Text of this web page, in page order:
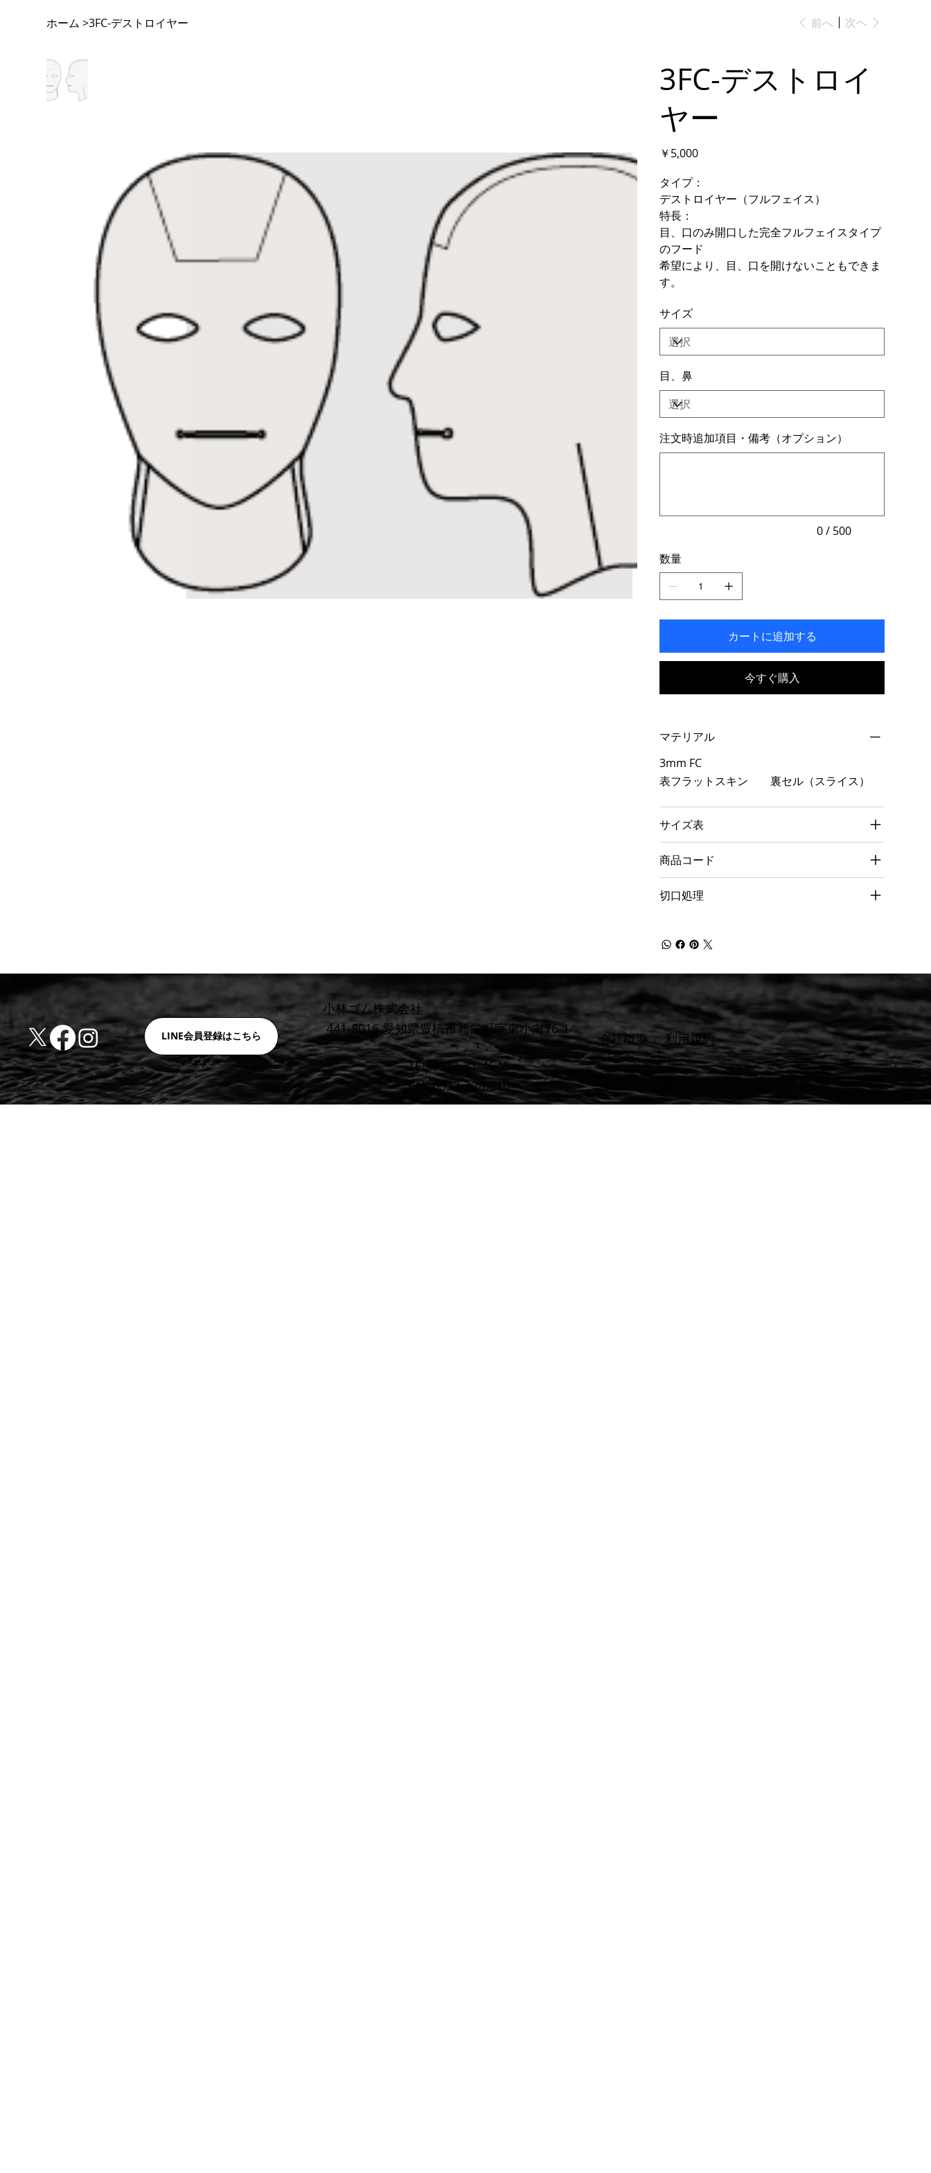
ホーム >3FC-デストロイヤー 前へ 次へ
3FC-デストロイ
ヤー
価
格
￥5,000
タイプ：
デストロイヤー（フルフェイス）
特長：
目、口のみ開口した完全フルフェイスタイプ
のフード
希望により、目、口を開けないこともできま
す。
サイズ
目、鼻
注文時追加項目・備考（オプション）
入
ま
す。
0 / 500
数量
カートに追加する
今すぐ購入
マテリアル
3mm FC
表フラットスキン 裏セル（スライス）
サイズ表
商品コード
切口処理
LINE会員登録はこちら
小林ゴム株式会社
441-8016 愛知県豊橋市新栄町字東小向76-1
TEL:0532-31-4646
FAX:0532-32-6810
​会社概要 ​利用規約